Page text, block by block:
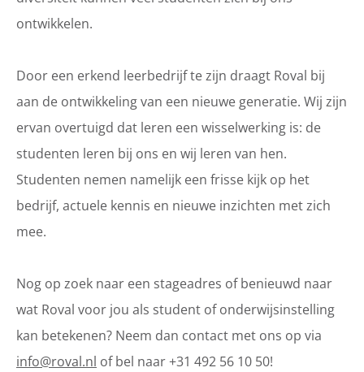
ontwikkelen.
Door een erkend leerbedrijf te zijn draagt Roval bij
aan de ontwikkeling van een nieuwe generatie. Wij zijn
ervan overtuigd dat leren een wisselwerking is: de
studenten leren bij ons en wij leren van hen.
Studenten nemen namelijk een frisse kijk op het
bedrijf, actuele kennis en nieuwe inzichten met zich
mee.
Nog op zoek naar een stageadres of benieuwd naar
wat Roval voor jou als student of onderwijsinstelling
kan betekenen? Neem dan contact met ons op via
info@roval.nl of bel naar +31 492 56 10 50!